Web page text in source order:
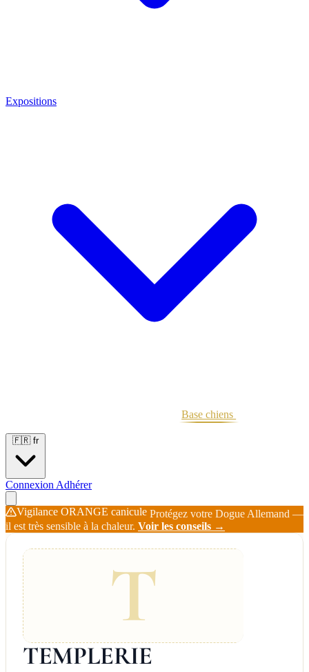
Expositions
Base chiens
🇫🇷 fr
Connexion Adhérer
Vigilance ORANGE canicule Protégez votre Dogue Allemand —
il est très sensible à la chaleur. Voir les conseils →
T
TEMPLERIE